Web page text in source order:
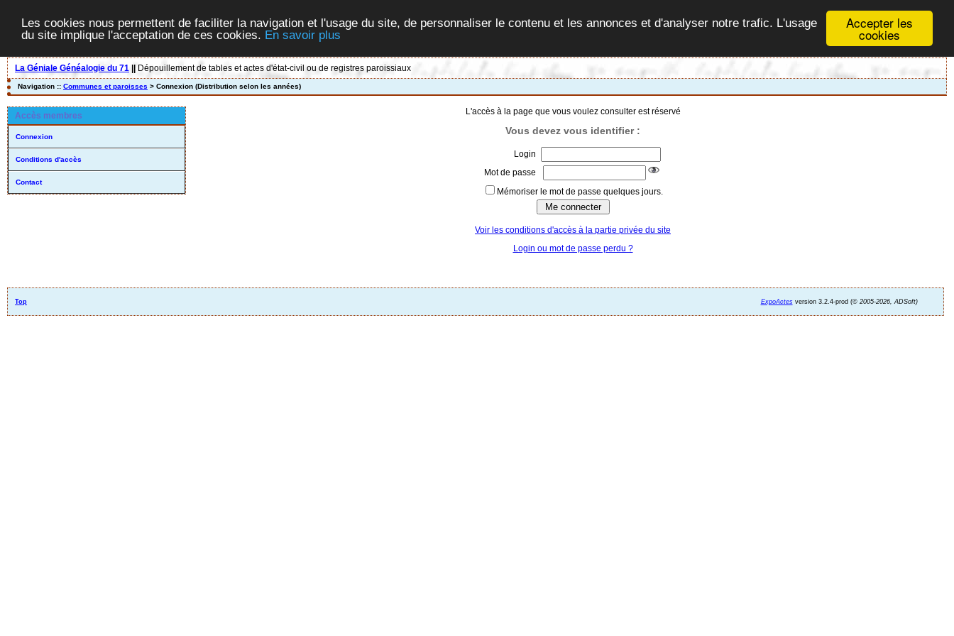
Accepter les
cookies
Les cookies nous permettent de faciliter la navigation et l'usage du site, de personnaliser le contenu et les annonces et d'analyser notre trafic. L'usage
du site implique l'acceptation de ces cookies. En savoir plus
La Géniale Généalogie du 71 Dépouillement de tables et actes d'état-civil ou de registres paroissiaux
Navigation :: Communes et paroisses > Connexion (Distribution selon les années)
Accès membres
Connexion
Conditions d'accès
Contact
L'accès à la page que vous voulez consulter est réservé
Vous devez vous identifier :
Login
Mot de passe
Mémoriser le mot de passe quelques jours.
Voir les conditions d'accès à la partie privée du site
Login ou mot de passe perdu ?
Top ExpoActesversion 3.2.4-prod (©2005-2026, ADSoft)